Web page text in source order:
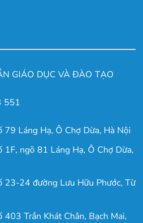
GIÁO DỤC VÀ ĐÀO TẠO
551
79 Láng Hạ, Ô Chợ Dừa, Hà Nội
1F, ngõ 81 Láng Hạ, Ô Chợ Dừa,
23-24 đường Lưu Hữu Phước, Từ
403 Trần Khát Chân, Bạch Mai,